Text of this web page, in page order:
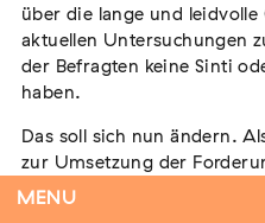
MENU
Vom Vorurteil zur
soziale Feindbilder in
Gegenwart
Extern
15. September 2026
über die lange und
aktuellen Untersuchungen
der Befragten keine Sinti
haben.
Das soll sich nun ändern.
zur Umsetzung der
Kommission erarbeitet hat,